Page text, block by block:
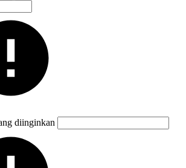
diinginkan